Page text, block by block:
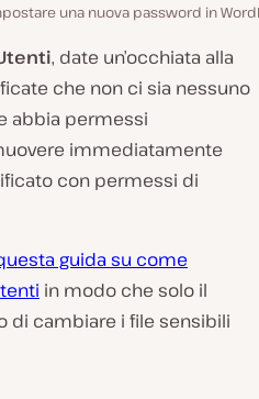
una nuova password in
, date un’occhiata alla
che non ci sia nessuno
abbia permessi
immediatamente
con permessi di
guida su come
in modo che solo il
di cambiare i file sensibili